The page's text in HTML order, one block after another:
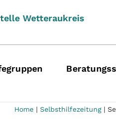
Wetteraukreis
Home| Selbsthilfezeitung|